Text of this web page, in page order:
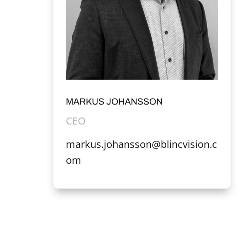
MARKUS JOHANSSON
CEO
markus.johansson@blincvision.c
om